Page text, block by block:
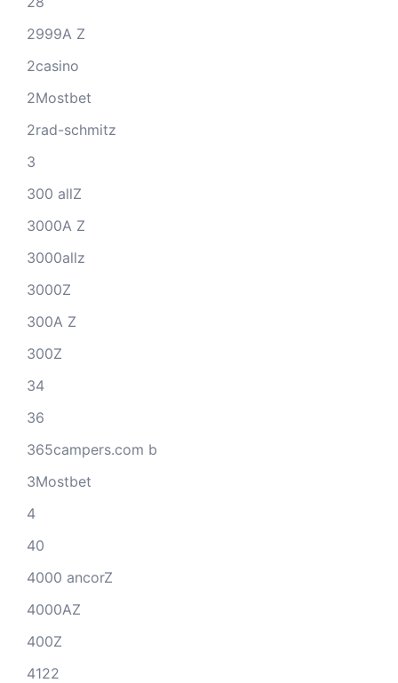
2999A Z
2casino
2Mostbet
2rad-schmitz
3
300 allZ
3000A Z
3000allz
3000Z
300A Z
300Z
34
36
365campers.com b
3Mostbet
4
40
4000 ancorZ
4000AZ
400Z
4122